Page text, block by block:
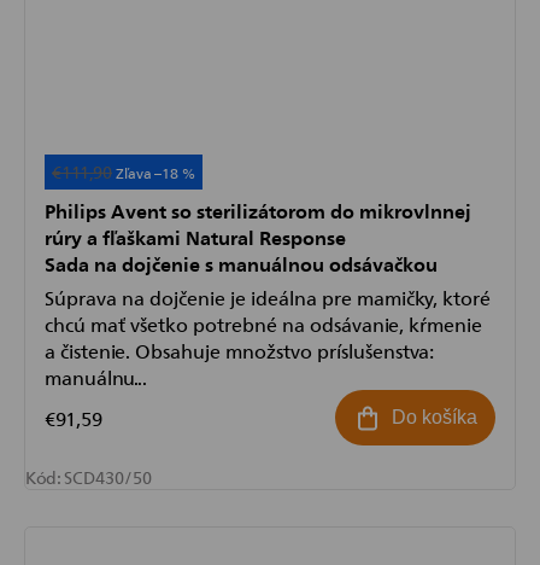
Akcia
€111,90 –18 %
Philips Avent so sterilizátorom do mikrovlnnej
rúry a fľaškami Natural Response
Sada na dojčenie s manuálnou odsávačkou
€91,59 Do košíka
Súprava na dojčenie je ideálna pre mamičky, ktoré
chcú mať všetko potrebné na odsávanie, kŕmenie
a čistenie. Obsahuje množstvo príslušenstva:
manuálnu...
Kód: SCD430/50